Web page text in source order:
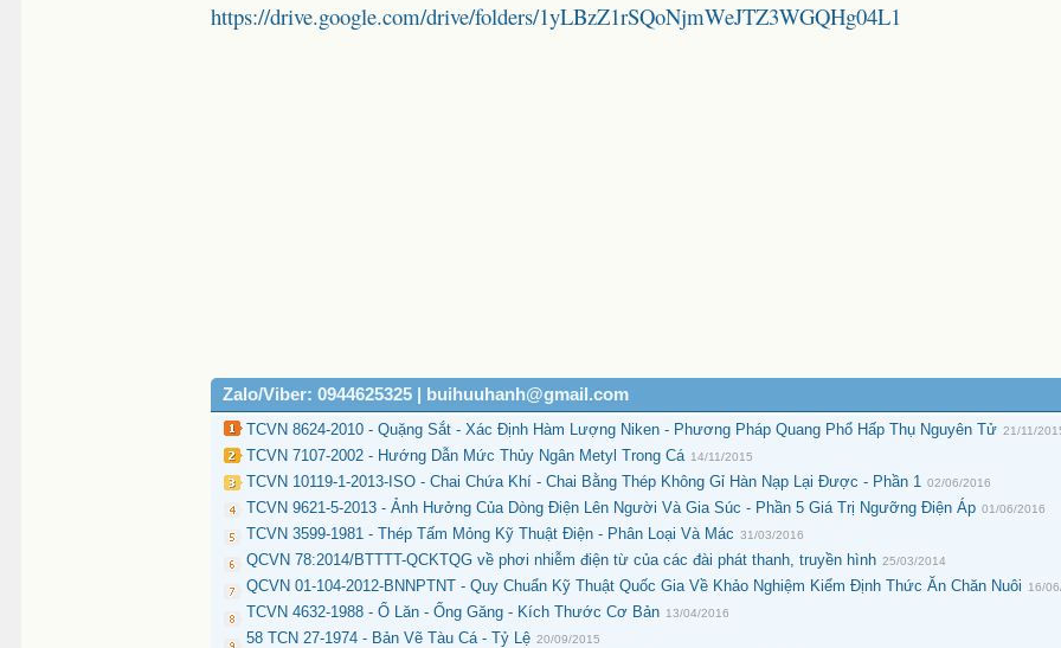
https://drive.google.com/drive/folders/1yLBzZ1rSQoNjmWeJTZ3WGQHg04L1
Zalo/Viber: 0944625325 | buihuuhanh@gmail.com
TCVN 8624-2010 - Quặng Sắt - Xác Định Hàm Lượng Niken - Phương Pháp Quang Phổ Hấp Thụ Nguyên Tử 21/11/
TCVN 7107-2002 - Hướng Dẫn Mức Thủy Ngân Metyl Trong Cá 14/11/2015
TCVN 10119-1-2013-ISO - Chai Chứa Khí - Chai Bằng Thép Không Gỉ Hàn Nạp Lại Được - Phần 1 02/06/2016
TCVN 9621-5-2013 - Ảnh Hưởng Của Dòng Điện Lên Người Và Gia Súc - Phần 5 Giá Trị Ngưỡng Điện Áp 01/06/2016
TCVN 3599-1981 - Thép Tấm Mỏng Kỹ Thuật Điện - Phân Loại Và Mác 31/03/2016
QCVN 78:2014/BTTTT-QCKTQG về phơi nhiễm điện từ của các đài phát thanh, truyền hình 25/03/2014
QCVN 01-104-2012-BNNPTNT - Quy Chuẩn Kỹ Thuật Quốc Gia Về Khảo Nghiệm Kiểm Định Thức Ăn Chăn Nuôi 16/
TCVN 4632-1988 - Ổ Lăn - Ống Găng - Kích Thước Cơ Bản 13/04/2016
58 TCN 27-1974 - Bản Vẽ Tàu Cá - Tỷ Lệ 20/09/2015